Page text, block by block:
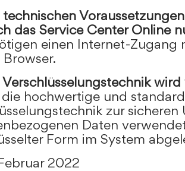
das Service Center Online
einen Internet-Zugang
hochwertige und
zur
Daten
Form im System
2022